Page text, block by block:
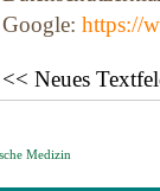
Google: https://
<< Neues
Medizin